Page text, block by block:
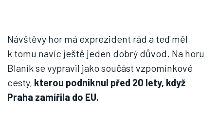
Návštěvy hor má exprezident rád a teď měl
k tomu navíc ještě jeden dobrý důvod. Na horu
Blaník se vypravil jako součást vzpomínkové
cesty, kterou podniknul před 20 lety, když
Praha zamířila do EU.